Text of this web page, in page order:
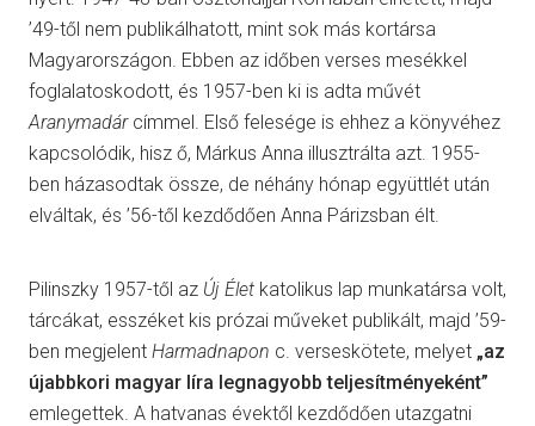
’49-től nem publikálhatott, mint sok más kortársa
Magyarországon. Ebben az időben verses mesékkel
foglalatoskodott, és 1957-ben ki is adta művét
Aranymadár címmel. Első felesége is ehhez a könyvéhez
kapcsolódik, hisz ő, Márkus Anna illusztrálta azt. 1955-
ben házasodtak össze, de néhány hónap együttlét után
elváltak, és ’56-től kezdődően Anna Párizsban élt.
Pilinszky 1957-től az Új Élet katolikus lap munkatársa volt,
tárcákat, esszéket kis prózai műveket publikált, majd ’59-
ben megjelent Harmadnapon c. verseskötete, melyet „az
újabbkori magyar líra legnagyobb teljesítményeként”
emlegettek. A hatvanas évektől kezdődően utazgatni